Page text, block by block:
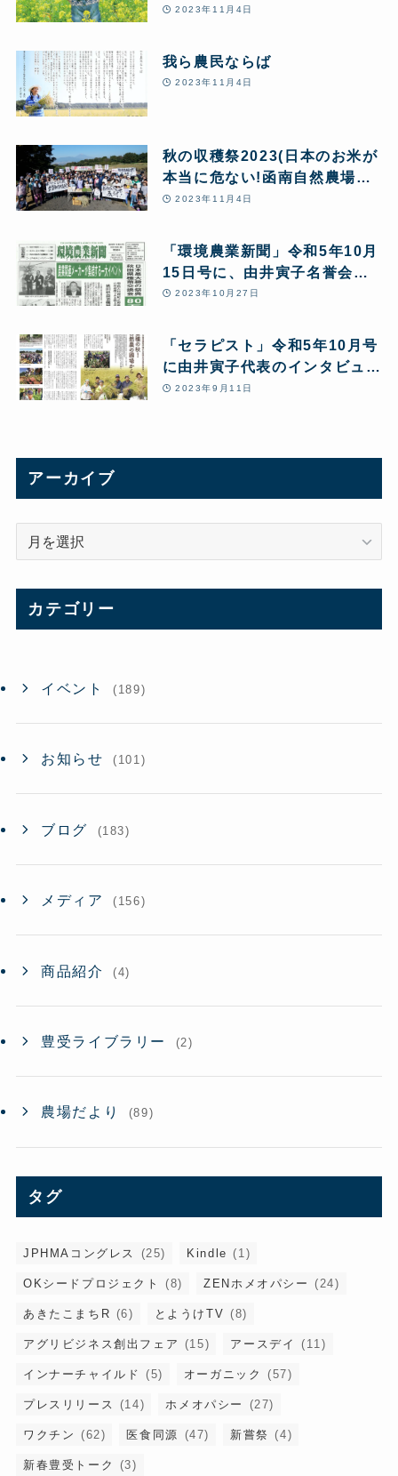
2023年11月4日
我ら農民ならば
2023年11月4日
秋の収穫祭2023(日本のお米が
本当に危ない!函南自然農場か
ら緊急アピールを行いました)
2023年11月4日
「環境農業新聞」令和5年10月
15日号に、由井寅子名誉会長
の「改めて問う!あきたこまち
第24回JPHMAコングレス開催
報告が5ページにわたり特集掲
載されました。
2023年10月27日
「セラピスト」令和5年10月号
に由井寅子代表のインタビュー
記事が掲載されました
2023年9月11日
アーカイブ
ブ
カテゴリー
イベント (189)
お知らせ (101)
ブログ (183)
メディア (156)
商品紹介 (4)
豊受ライブラリー (2)
農場だより (89)
タグ
JPHMAコングレス (25) Kindle (1)
OKシードプロジェクト (8) ZENホメオパシー (24)
あきたこまちR (6) とようけTV (8)
アグリビジネス創出フェア (15) アースデイ (11)
インナーチャイルド (5) オーガニック (57)
プレスリリース (14) ホメオパシー (27)
ワクチン (62) 医食同源 (47) 新嘗祭 (4)
新春豊受トーク (3)